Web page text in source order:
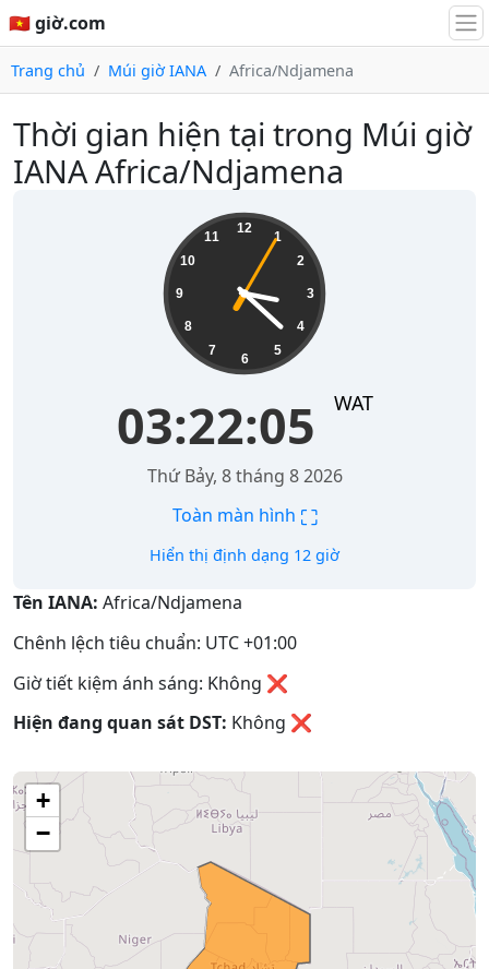
🇻🇳 giờ.com
Trang chủ Múi giờ IANA Africa/Ndjamena
Thời gian hiện tại trong Múi giờ
IANA Africa/Ndjamena
12
1
2
3
4
5
6
7
8
9
10
11
03:22:05 WAT
Thứ Bảy, 8 tháng 8 2026
Toàn màn hình ⛶
Hiển thị định dạng 12 giờ
Tên IANA: Africa/Ndjamena
Chênh lệch tiêu chuẩn: UTC +01:00
Giờ tiết kiệm ánh sáng: Không ❌
Hiện đang quan sát DST: Không ❌
+
−